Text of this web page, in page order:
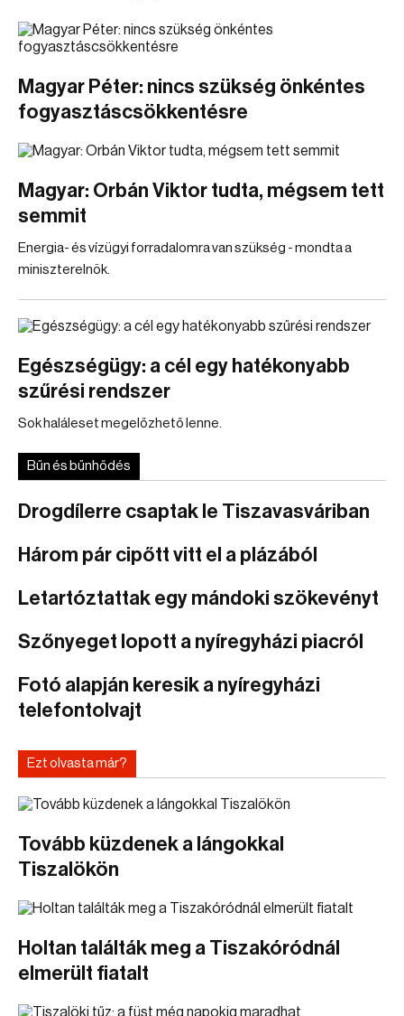
Magyar Péter: nincs szükség önkéntes
fogyasztáscsökkentésre
Magyar: Orbán Viktor tudta, mégsem tett
semmit
Energia- és vízügyi forradalomra van szükség - mondta a
miniszterelnök.
Egészségügy: a cél egy hatékonyabb
szűrési rendszer
Sok haláleset megelőzhető lenne.
Bűn és bűnhődés
Drogdílerre csaptak le Tiszavasváriban
Három pár cipőtt vitt el a plázából
Letartóztattak egy mándoki szökevényt
Szőnyeget lopott a nyíregyházi piacról
Fotó alapján keresik a nyíregyházi
telefontolvajt
Ezt olvasta már?
Tovább küzdenek a lángokkal
Tiszalökön
Holtan találták meg a Tiszakóródnál
elmerült fiatalt